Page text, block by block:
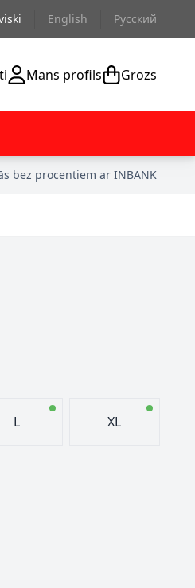
English Русский
Mans profils Grozs
bez procentiem ar INBANK
L XL